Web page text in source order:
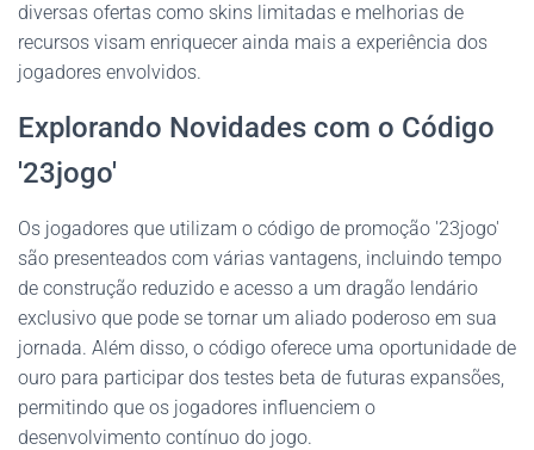
diversas ofertas como skins limitadas e melhorias de
recursos visam enriquecer ainda mais a experiência dos
jogadores envolvidos.
Explorando Novidades com o Código
'23jogo'
Os jogadores que utilizam o código de promoção '23jogo'
são presenteados com várias vantagens, incluindo tempo
de construção reduzido e acesso a um dragão lendário
exclusivo que pode se tornar um aliado poderoso em sua
jornada. Além disso, o código oferece uma oportunidade de
ouro para participar dos testes beta de futuras expansões,
permitindo que os jogadores influenciem o
desenvolvimento contínuo do jogo.